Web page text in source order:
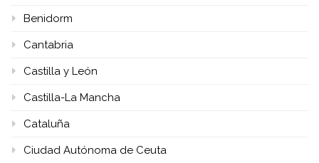
Benidorm
Cantabria
Castilla y León
Castilla-La Mancha
Cataluña
Ciudad Autónoma de Ceuta